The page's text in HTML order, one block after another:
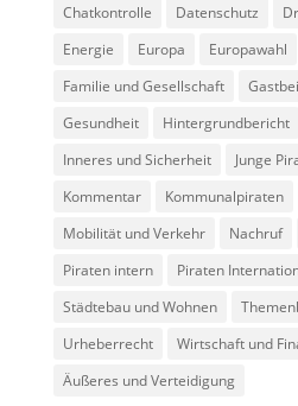
Chatkontrolle
Datenschutz
Energie
Europa
Europawahl
Familie und Gesellschaft
Gesundheit
Hintergrundbericht
Inneres und Sicherheit
Junge
Kommentar
Kommunalpiraten
Mobilität und Verkehr
Nachruf
Piraten intern
Piraten
Städtebau und Wohnen
Urheberrecht
Wirtschaft und
Äußeres und Verteidigung